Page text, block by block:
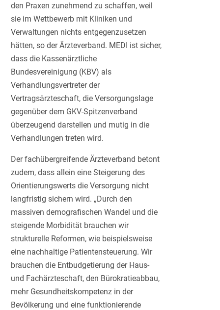
den Praxen zunehmend zu schaffen, weil
sie im Wettbewerb mit Kliniken und
Verwaltungen nichts entgegenzusetzen
hätten, so der Ärzteverband. MEDI ist sicher,
dass die Kassenärztliche
Bundesvereinigung (KBV) als
Verhandlungsvertreter der
Vertragsärzteschaft, die Versorgungslage
gegenüber dem GKV-Spitzenverband
überzeugend darstellen und mutig in die
Verhandlungen treten wird.
Der fachübergreifende Ärzteverband betont
zudem, dass allein eine Steigerung des
Orientierungswerts die Versorgung nicht
langfristig sichern wird. „Durch den
massiven demografischen Wandel und die
steigende Morbidität brauchen wir
strukturelle Reformen, wie beispielsweise
eine nachhaltige Patientensteuerung. Wir
brauchen die Entbudgetierung der Haus-
und Fachärzteschaft, den Bürokratieabbau,
mehr Gesundheitskompetenz in der
Bevölkerung und eine funktionierende